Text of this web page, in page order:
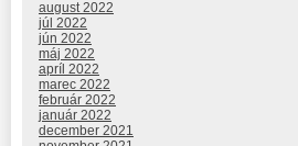
august 2022
júl 2022
jún 2022
máj 2022
apríl 2022
marec 2022
február 2022
január 2022
december 2021